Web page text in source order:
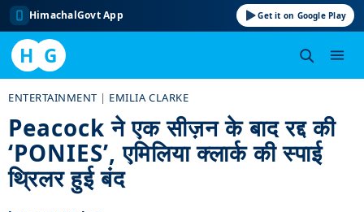
HimachalGovt App Get it on Google Play
H G
content
ENTERTAINMENT | EMILIA CLARKE
Peacock ने एक सीज़न के बाद रद्द की
‘PONIES’, एमिलिया क्लार्क की स्पाई
थ्रिलर हुई बंद